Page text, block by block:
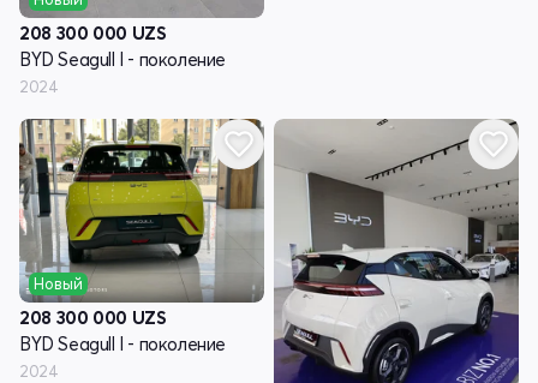
208 300 000 UZS
BYD Seagull I - поколение
2024
Новый
208 300 000 UZS
BYD Seagull I - поколение
2024